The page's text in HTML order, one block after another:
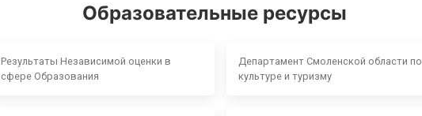
Образовательные ресурсы
Результаты Независимой оценки в
сфере Образования
Департамент Смоленской области по
культуре и туризму